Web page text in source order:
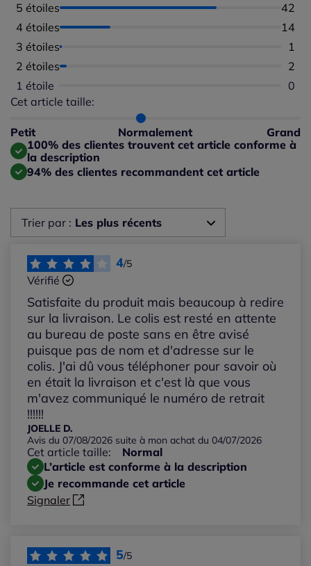
5 étoiles
42
4 étoiles
14
3 étoiles
1
2 étoiles
2
1 étoile
0
Cet article taille:
Petit Normalement Grand
Répartition du taillant selon les avis clients
Taille normalement : 92%
Taille grand : 0%
100% des clientes trouvent cet article conforme à
la description
94% des clientes recommandent cet article
Trier par : Les plus récents
Les plus récents
Les plus anciens
Notes les plus élevées
Notes les plus basses
4/5
Vérifié
Satisfaite du produit mais beaucoup à redire
sur la livraison. Le colis est resté en attente
au bureau de poste sans en être avisé
puisque pas de nom et d'adresse sur le
colis. J'ai dû vous téléphoner pour savoir où
en était la livraison et c'est là que vous
m'avez communiqué le numéro de retrait
!!!!!!
JOELLE D.
Avis du 07/08/2026 suite à mon achat du 04/07/2026
Cet article taille:
Normal
L’article est conforme à la description
Je recommande cet article
Signaler
5/5